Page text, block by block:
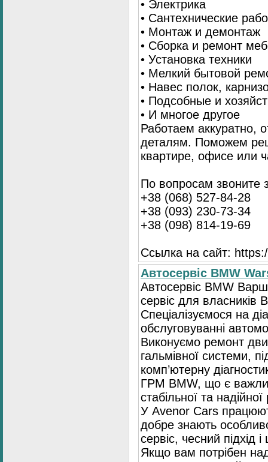
• Электрика
• Сантехнические
• Монтаж и демонтаж
• Сборка и ремонт
• Установка техники
• Мелкий бытовой
• Навес полок,
• Подсобные и
• И многое другое
Работаем аккуратно,
деталям. Поможем
квартире, офисе или
По вопросам звоните
+38 (068) 527-84-28
+38 (093) 230-73-34
+38 (098) 814-19-69
Ссылка на сайт:
Автосервіс BMW
Автосервіс BMW
сервіс для власників
Спеціалізуємося на
обслуговуванні
Виконуємо ремонт
гальмівної системи,
комп’ютерну
ГРМ BMW, що є
стабільної та
У Avenor Cars
добре знають
сервіс, чесний підхід
Якщо вам потрібен